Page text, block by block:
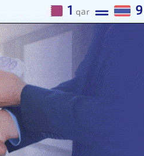
1 qar